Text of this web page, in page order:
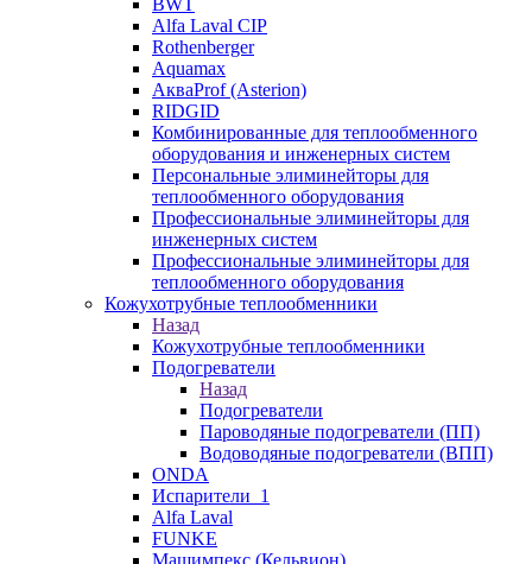
BWT
Alfa Laval CIP
Rothenberger
Aquamax
АкваProf (Asterion)
RIDGID
Комбинированные для теплообменного
оборудования и инженерных систем
Персональные элиминейторы для
теплообменного оборудования
Профессиональные элиминейторы для
инженерных систем
Профессиональные элиминейторы для
теплообменного оборудования
Кожухотрубные теплообменники
Назад
Кожухотрубные теплообменники
Подогреватели
Назад
Подогреватели
Пароводяные подогреватели (ПП)
Водоводяные подогреватели (ВПП)
ONDA
Испарители_1
Alfa Laval
FUNKE
Машимпекс (Кельвион)